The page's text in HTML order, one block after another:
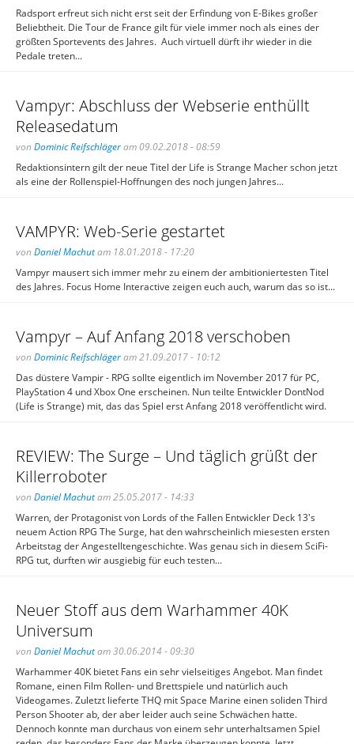
Radsport erfreut sich nicht erst seit der Erfindung von E-Bikes großer
Beliebtheit. Die Tour de France gilt für viele immer noch als eines der
größten Sportevents des Jahres. Auch virtuell dürft ihr wieder in die
Pedale treten...
Vampyr: Abschluss der Webserie enthüllt
Releasedatum
von Dominic Reifschlägeram 09.02.2018 - 08:59
Redaktionsintern gilt der neue Titel der Life is Strange Macher schon jetzt
als eine der Rollenspiel-Hoffnungen des noch jungen Jahres...
VAMPYR: Web-Serie gestartet
von Daniel Machutam 18.01.2018 - 17:20
Vampyr mausert sich immer mehr zu einem der ambitioniertesten Titel
des Jahres. Focus Home Interactive zeigen euch auch, warum das so ist...
Vampyr – Auf Anfang 2018 verschoben
von Dominic Reifschlägeram 21.09.2017 - 10:12
Das düstere Vampir - RPG sollte eigentlich im November 2017 für PC,
PlayStation 4 und Xbox One erscheinen. Nun teilte Entwickler DontNod
(Life is Strange) mit, das das Spiel erst Anfang 2018 veröffentlicht wird.
REVIEW: The Surge – Und täglich grüßt der
Killerroboter
von Daniel Machutam 25.05.2017 - 14:33
Warren, der Protagonist von Lords of the Fallen Entwickler Deck 13's
neuem Action RPG The Surge, hat den wahrscheinlich miesesten ersten
Arbeitstag der Angestelltengeschichte. Was genau sich in diesem SciFi-
RPG tut, durften wir ausgiebig für euch testen...
Neuer Stoff aus dem Warhammer 40K
Universum
von Daniel Machutam 30.06.2014 - 09:30
Warhammer 40K bietet Fans ein sehr vielseitiges Angebot. Man findet
Romane, einen Film Rollen- und Brettspiele und natürlich auch
Videogames. Zuletzt lieferte THQ mit Space Marine einen soliden Third
Person Shooter ab, der aber leider auch seine Schwächen hatte.
Dennoch konnte man durchaus von einem sehr unterhaltsamen Spiel